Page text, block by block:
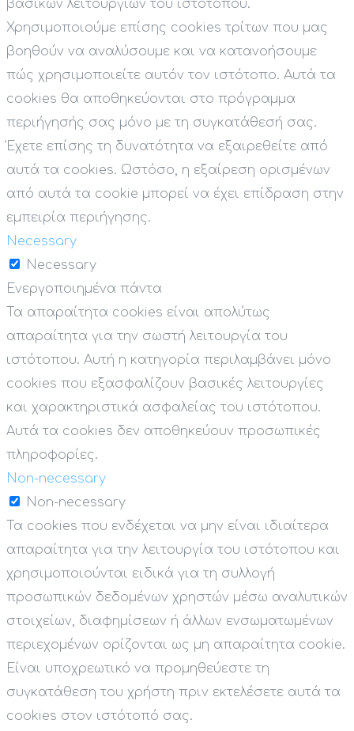
βασικών λειτουργιών του ιστότοπου.
Χρησιμοποιούμε επίσης cookies τρίτων που μας
βοηθούν να αναλύσουμε και να κατανοήσουμε
πώς χρησιμοποιείτε αυτόν τον ιστότοπο. Αυτά τα
cookies θα αποθηκεύονται στο πρόγραμμα
περιήγησής σας μόνο με τη συγκατάθεσή σας.
Έχετε επίσης τη δυνατότητα να εξαιρεθείτε από
αυτά τα cookies. Ωστόσο, η εξαίρεση ορισμένων
από αυτά τα cookie μπορεί να έχει επίδραση στην
εμπειρία περιήγησης.
Necessary
Necessary
Ενεργοποιημένα πάντα
Τα απαραίτητα cookies είναι απολύτως
απαραίτητα για την σωστή λειτουργία του
ιστότοπου. Αυτή η κατηγορία περιλαμβάνει μόνο
cookies που εξασφαλίζουν βασικές λειτουργίες
και χαρακτηριστικά ασφαλείας του ιστότοπου.
Αυτά τα cookies δεν αποθηκεύουν προσωπικές
πληροφορίες.
Non-necessary
Non-necessary
Τα cookies που ενδέχεται να μην είναι ιδιαίτερα
απαραίτητα για την λειτουργία του ιστότοπου και
χρησιμοποιούνται ειδικά για τη συλλογή
προσωπικών δεδομένων χρηστών μέσω αναλυτικών
στοιχείων, διαφημίσεων ή άλλων ενσωματωμένων
περιεχομένων ορίζονται ως μη απαραίτητα cookie.
Είναι υποχρεωτικό να προμηθεύεστε τη
συγκατάθεση του χρήστη πριν εκτελέσετε αυτά τα
cookies στον ιστότοπό σας.